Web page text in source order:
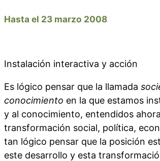
Hasta el 23 marzo 2008
Instalación interactiva y acción
Es lógico pensar que la llamada
conocimiento en la que estamos
y al conocimiento, entendidos
transformación social, política,
tan lógico pensar que la posición
este desarrollo y esta